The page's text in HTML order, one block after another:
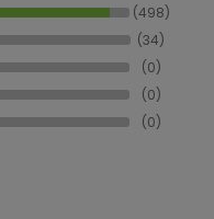
(498)
(34)
(0)
(0)
(0)